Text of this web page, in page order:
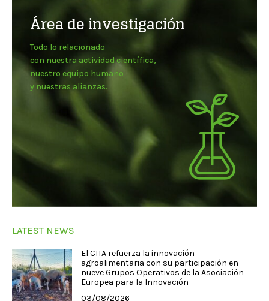
Área de investigación
Todo lo relacionado
con nuestra actividad científica,
nuestro equipo humano
y nuestras alianzas.
LATEST NEWS
El CITA refuerza la innovación
agroalimentaria con su participación en
nueve Grupos Operativos de la Asociación
Europea para la Innovación
03/08/2026